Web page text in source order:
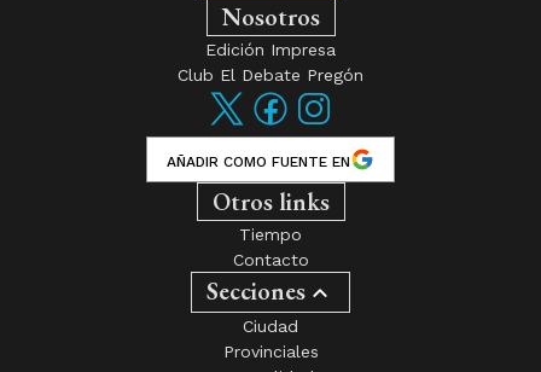
Nosotros
Edición Impresa
Club El Debate Pregón
AÑADIR COMO FUENTE EN
Otros links
Tiempo
Contacto
Secciones
Ciudad
Provinciales